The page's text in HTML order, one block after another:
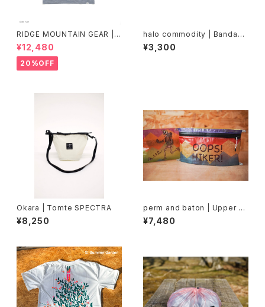
RIDGE MOUNTAIN GEAR |
Merino Basic Long Sleeve
Tee "Micro Border"
¥12,480
20%OFF
halo commodity | Bandann
a
¥3,300
Okara | Tomte SPECTRA
¥8,250
perm and baton | Upper Zi
p SACK M
¥7,480